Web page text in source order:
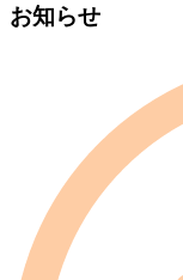
お知らせ